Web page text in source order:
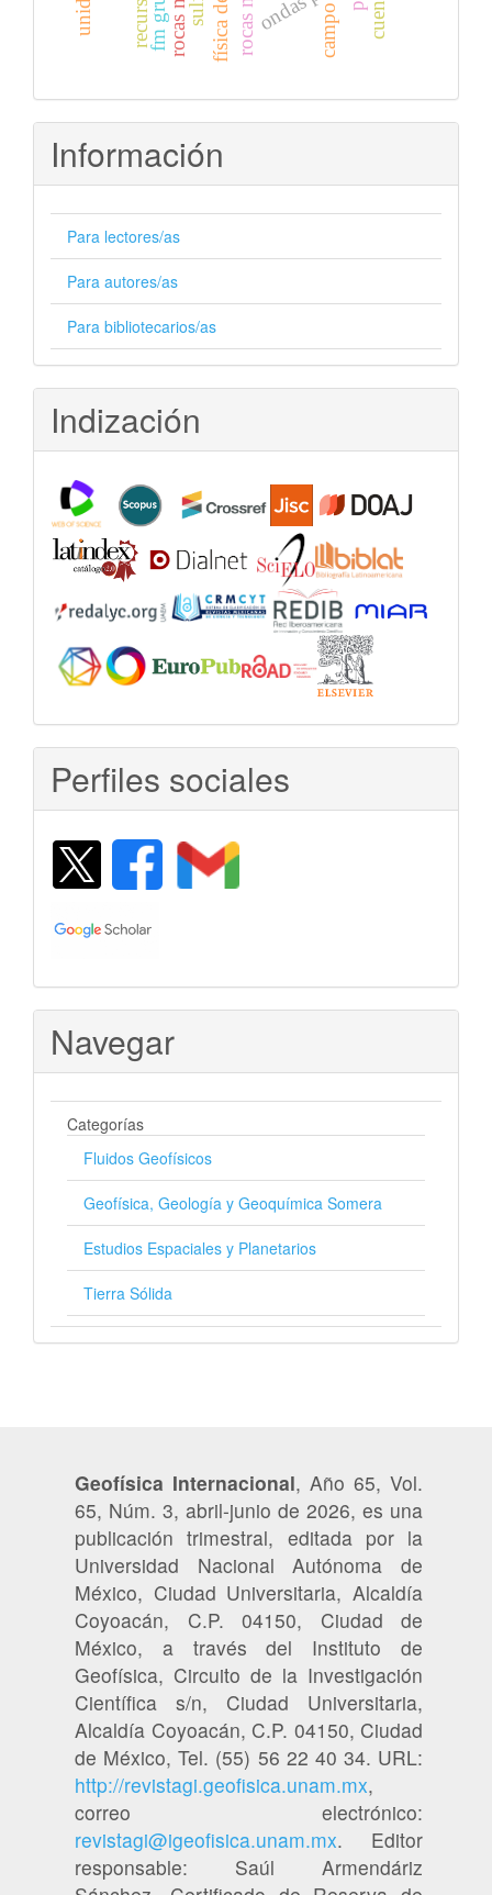
Información
Para lectores/as
Para autores/as
Para bibliotecarios/as
Indización
Perfiles sociales
Navegar
Categorías
Fluidos Geofísicos
Geofísica, Geología y Geoquímica Somera
Estudios Espaciales y Planetarios
Tierra Sólida
Geofísica Internacional, Año 65, Vol.
65, Núm. 3, abril-junio de 2026, es una
publicación trimestral, editada por la
Universidad Nacional Autónoma de
México, Ciudad Universitaria, Alcaldía
Coyoacán, C.P. 04150, Ciudad de
México, a través del Instituto de
Geofísica, Circuito de la Investigación
Científica s/n, Ciudad Universitaria,
Alcaldía Coyoacán, C.P. 04150, Ciudad
de México, Tel. (55) 56 22 40 34. URL:
http://revistagi.geofisica.unam.mx,
correo electrónico:
revistagi@igeofisica.unam.mx. Editor
responsable: Saúl Armendáriz